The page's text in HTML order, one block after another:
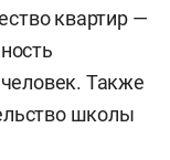
квартир —
Также
школы